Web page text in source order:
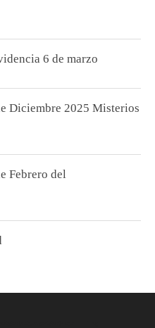
6 de marzo
Diciembre 2025 Misterios
Febrero del